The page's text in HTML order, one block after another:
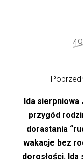
Ida sierpniowa
przygód
dorastania
wakacje bez
dorosłości.